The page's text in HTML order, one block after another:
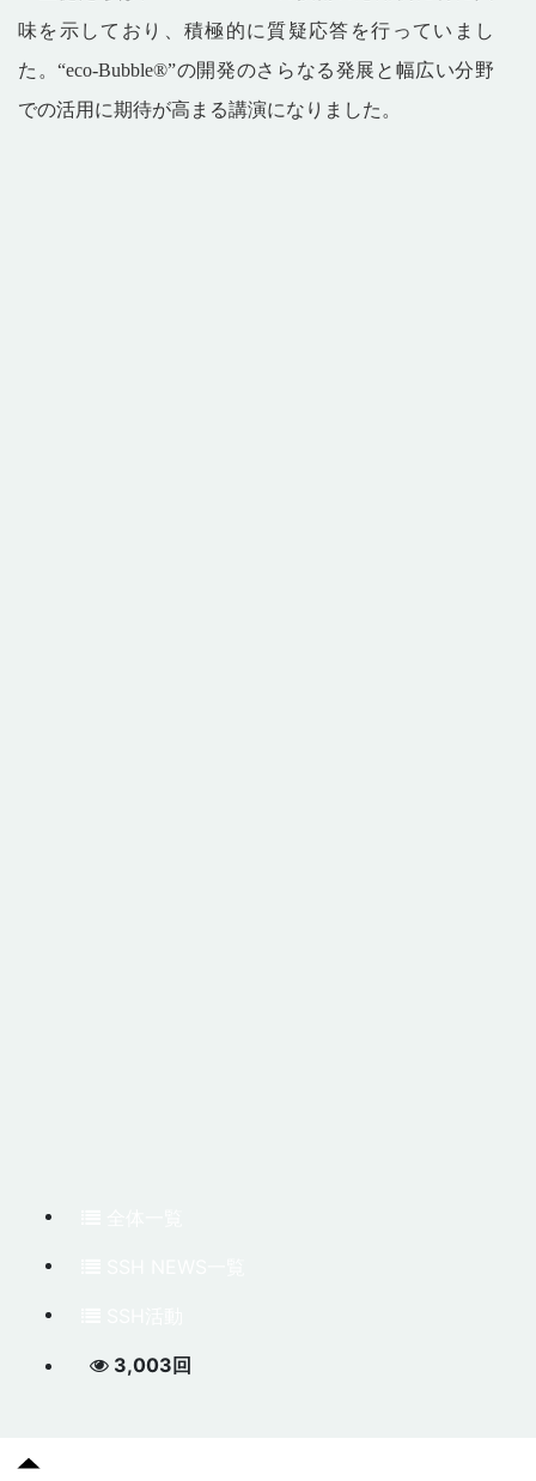
味を示しており、積極的に質疑応答を行っていまし
た。“eco-Bubble®”の開発のさらなる発展と幅広い分野
での活用に期待が高まる講演になりました。
3,003回